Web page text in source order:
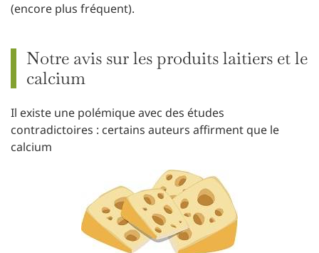
(encore plus fréquent).
Notre avis sur les produits laitiers et le
calcium
Il existe une polémique avec des études
contradictoires : certains auteurs affirment que le
calcium